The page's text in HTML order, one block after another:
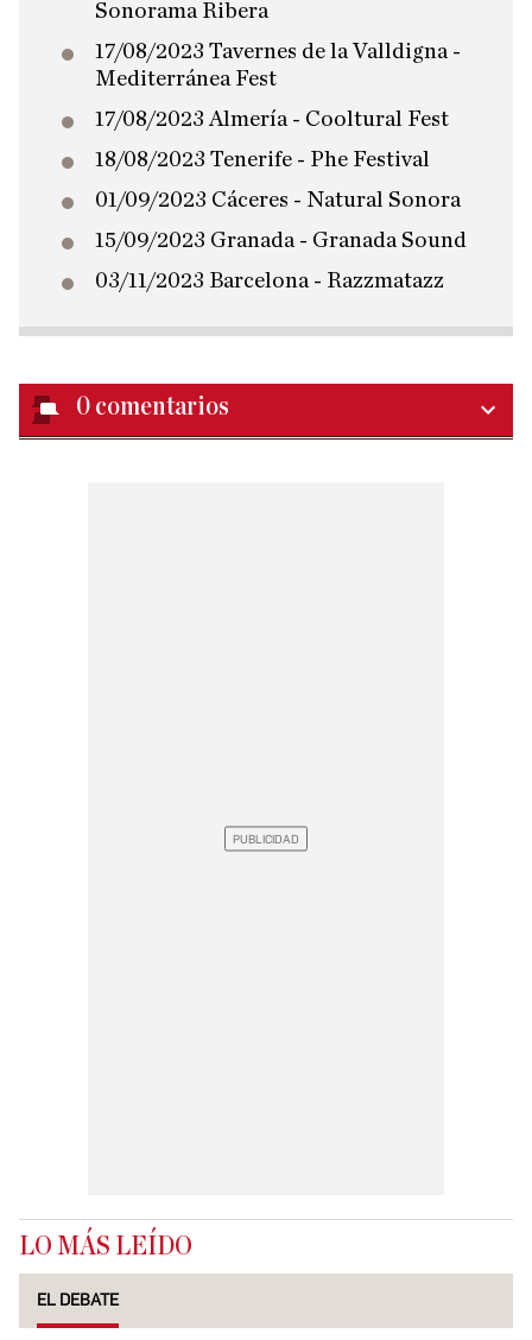
Sonorama Ribera
17/08/2023 Tavernes de la Valldigna -
Mediterránea Fest
17/08/2023 Almería - Cooltural Fest
18/08/2023 Tenerife - Phe Festival
01/09/2023 Cáceres - Natural Sonora
15/09/2023 Granada - Granada Sound
03/11/2023 Barcelona - Razzmatazz
0 comentarios
LO MÁS LEÍDO
EL DEBATE